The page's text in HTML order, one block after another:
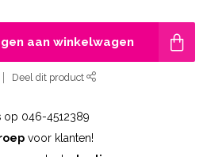
aan winkelwagen
Deel dit product
op 046-4512389
voor klanten!